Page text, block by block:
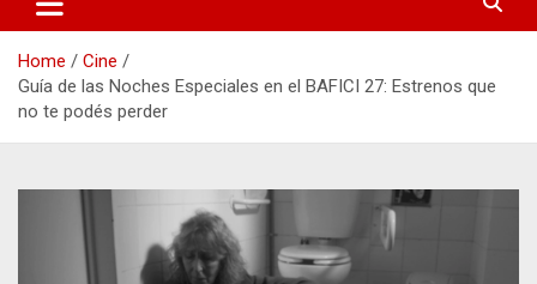
Home
Cine
Guía de las Noches Especiales en el BAFICI 27: Estrenos que
no te podés perder